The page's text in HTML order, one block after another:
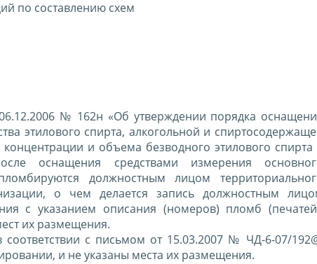
по составлению схем
№ 162н «Об утверждении порядка
этилового спирта, алкогольной и
и объема безводного этилового спирта
оснащения средствами измерения
должностным лицом
о чем делается запись должностным
с указанием описания (номеров) пломб
их размещения.
с письмом от 15.03.2007 № ЧД-6-07/
и не указаны места их размещения.